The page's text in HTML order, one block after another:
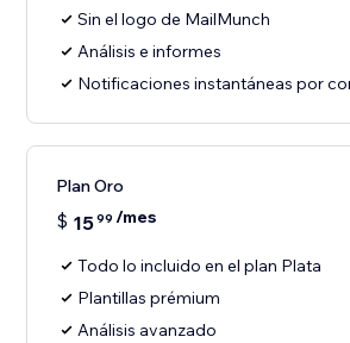
Sin el logo de MailMunch
Análisis e informes
Notificaciones instantáneas por
Plan Oro
$ 1599 /mes
Todo lo incluido en el plan Plata
Plantillas prémium
Análisis avanzado